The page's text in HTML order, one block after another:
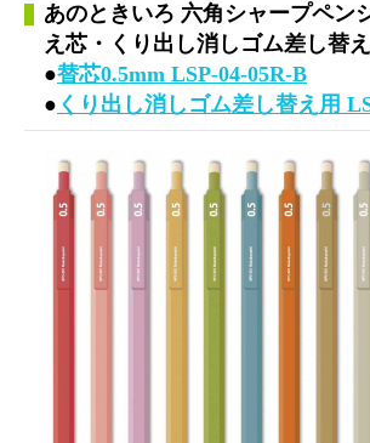
あのときいろ 六角シャープペン
え芯・くり出し消しゴム差し替え
●替芯0.5mm LSP-04-05R-B
● くり出し消しゴム差し替え用